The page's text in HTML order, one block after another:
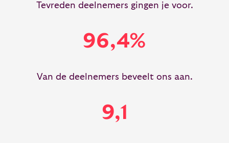
Tevreden deelnemers gingen je voor.
96,4%
Van de deelnemers beveelt ons aan.
9,1